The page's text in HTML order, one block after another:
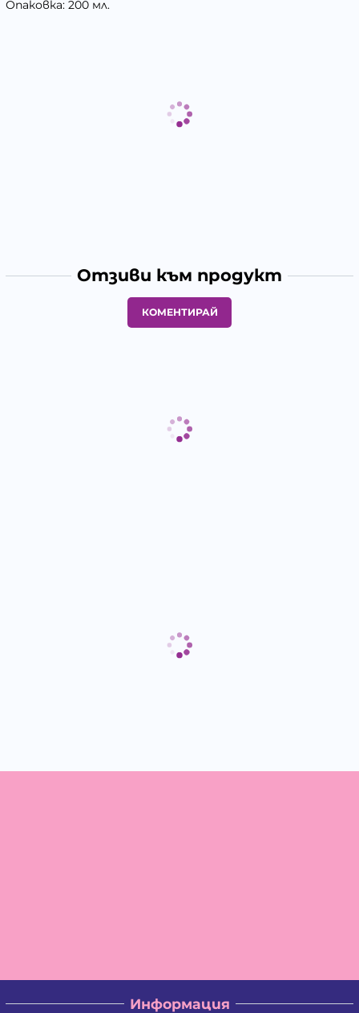
Опаковка: 200 мл.
Отзиви към продукт
КОМЕНТИРАЙ
Информация